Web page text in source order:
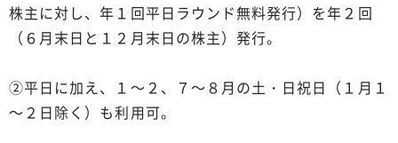
株主に対し、年１回平日ラウンド無料発行）を年２回
（６月末日と１２月末日の株主）発行。
②平日に加え、１～２、７～８月の土・日祝日（１月１
～２日除く）も利用可。